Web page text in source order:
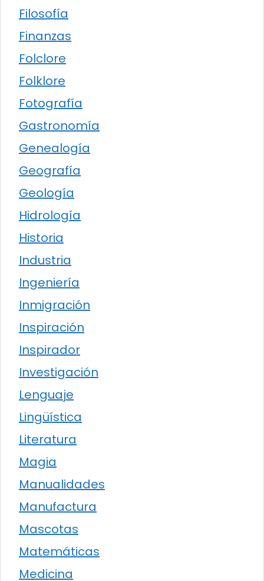
Filosofía
Finanzas
Folclore
Folklore
Fotografía
Gastronomía
Genealogía
Geografía
Geología
Hidrología
Historia
Industria
Ingeniería
Inmigración
Inspiración
Inspirador
Investigación
Lenguaje
Lingüística
Literatura
Magia
Manualidades
Manufactura
Mascotas
Matemáticas
Medicina